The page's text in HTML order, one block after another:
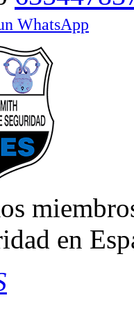
WhatsApp
en